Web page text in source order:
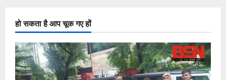
हो सकता है आप चूक गए हों